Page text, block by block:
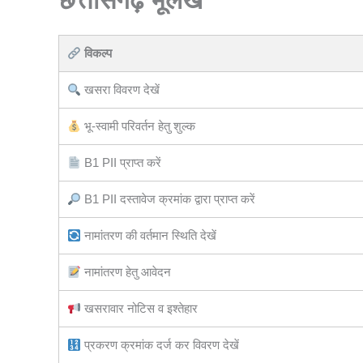
विकल्प
खसरा विवरण देखें
भू-स्वामी परिवर्तन हेतु शुल्क
B1 PII प्राप्त करें
B1 PII दस्तावेज क्रमांक द्वारा प्राप्त करें
नामांतरण की वर्तमान स्थिति देखें
नामांतरण हेतु आवेदन
खसरावार नोटिस व इश्तेहार
प्रकरण क्रमांक दर्ज कर विवरण देखें